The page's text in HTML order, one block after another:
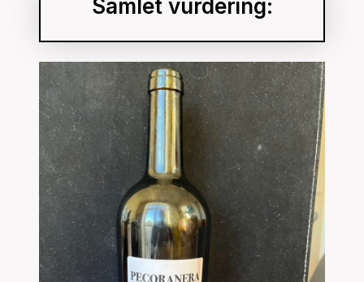
Samlet vurdering: